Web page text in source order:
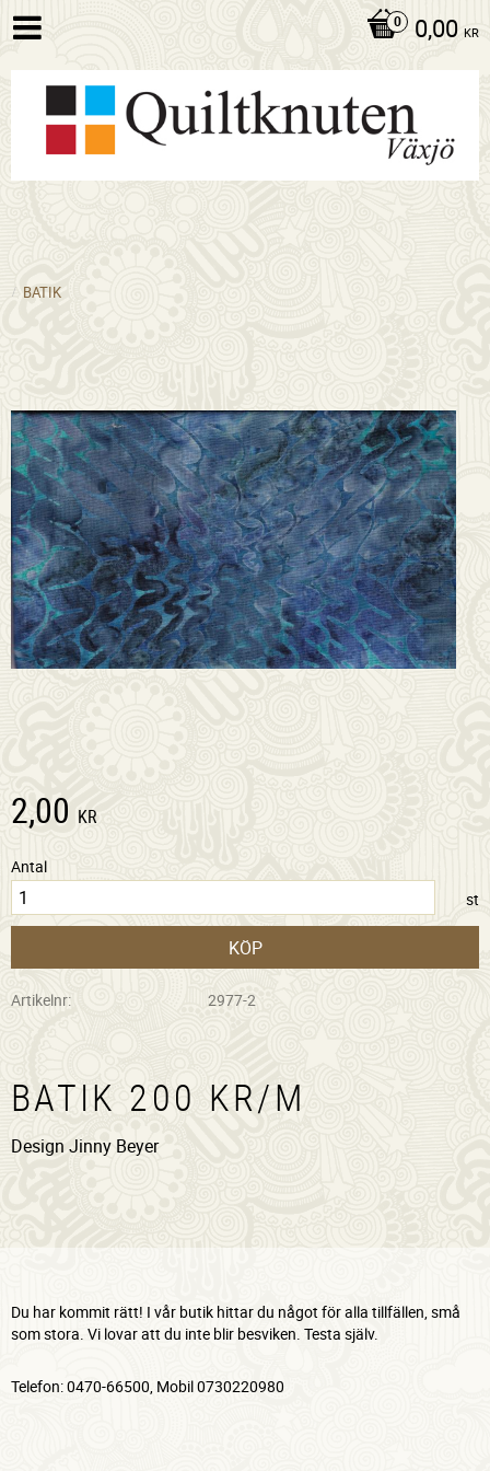
0,00 KR
BATIK
2,00 KR
Antal
st
KÖP
Artikelnr 2977-2
BATIK 200 KR/M
Design Jinny Beyer
Du har kommit rätt! I vår butik hittar du något för alla tillfällen, små
som stora. Vi lovar att du inte blir besviken. Testa själv.
Telefon: 0470-66500, Mobil 0730220980